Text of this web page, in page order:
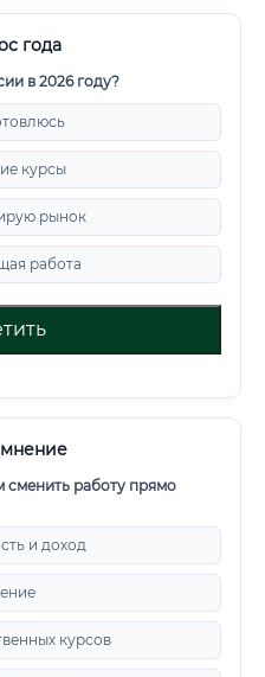
года
в 2026 году?
курсы
рынок
работа
работу прямо
и доход
курсов